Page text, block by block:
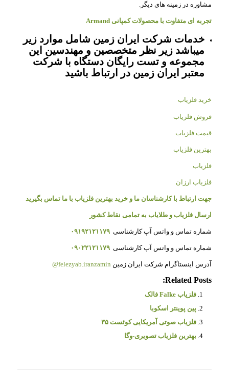
مشاوره در زمینه های دیگر.
تجربه ای متفاوت با محصولات کمپانی Armand
خدمات شرکت ایران زمین شامل موارد زیر
میباشد زیر نظر متخصصین و مهندسین این
مجموعه و تست رایگان دستگاه با شرکت
معتبر ایران زمین در ارتباط باشید
خرید فلزیاب
فروش فلزیاب
قیمت فلزیاب
بهترین فلزیاب
فلزیاب
فلزیاب ارزان
جهت ارتباط با کارشناسان ما و خرید بهترین فلزیاب با ما تماس بگیرید
ارسال فلزیاب و طلایاب به تمامی نقاط کشور
شماره تماس و واتس آپ کارشناسی ۰۹۱۹۲۱۲۱۱۷۹
شماره تماس و واتس آپ کارشناسی ۰۹۰۲۲۱۲۱۱۷۹
آدرس اینستاگرام شرکت ایران زمین felezyab.iranzamin@
Related Posts:
فلزیاب Falke فالک
پین پوینتر اسکوبا
فلزیاب صوتی آمریکایی کوئست ۳۵
بهترین فلزیاب تصویری-وگا